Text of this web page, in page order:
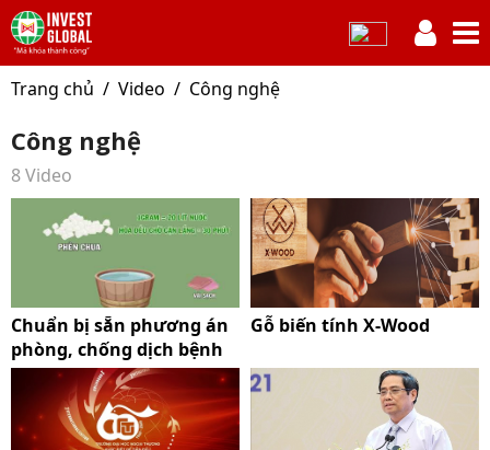
Trang chủ Video Công nghệ
Công nghệ
8 Video
Chuẩn bị sẵn phương án
phòng, chống dịch bệnh
trong thiên tai
Gỗ biến tính X-Wood